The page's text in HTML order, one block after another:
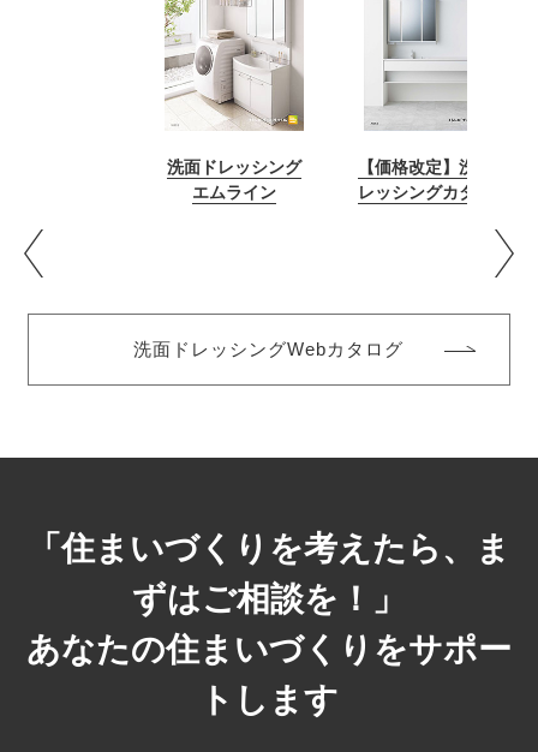
洗面ドレッシング
エムライン
【価格改定】洗面ド
レッシングカタログ
洗面ドレッシングWebカタログ
「住まいづくりを考えたら、ま
ずはご相談を！」
あなたの住まいづくりをサポー
トします